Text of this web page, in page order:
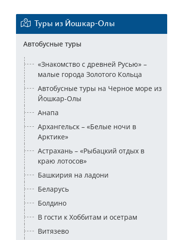
Туры из Йошкар-Олы
Автобусные туры
«Знакомство с древней Русью» –
малые города Золотого Кольца
Автобусные туры на Черное море из
Йошкар-Олы
Анапа
Архангельск – «Белые ночи в
Арктике»
Астрахань – «Рыбацкий отдых в
краю лотосов»
Башкирия на ладони
Беларусь
Болдино
В гости к Хоббитам и осетрам
Витязево